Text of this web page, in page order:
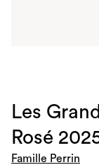
Les
Rosé
Famille Perrin